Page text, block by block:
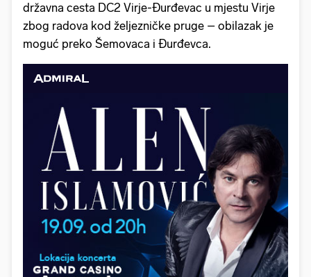
državna cesta DC2 Virje-Đurđevac u mjestu Virje
zbog radova kod željezničke pruge – obilazak je
moguć preko Šemovaca i Đurđevca.